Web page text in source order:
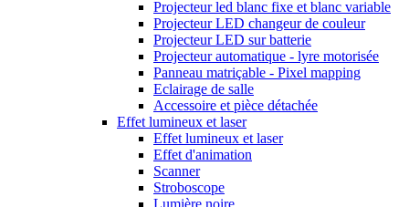
Projecteur led blanc fixe et blanc variable
Projecteur LED changeur de couleur
Projecteur LED sur batterie
Projecteur automatique - lyre motorisée
Panneau matriçable - Pixel mapping
Eclairage de salle
Accessoire et pièce détachée
Effet lumineux et laser
Effet lumineux et laser
Effet d'animation
Scanner
Stroboscope
Lumière noire